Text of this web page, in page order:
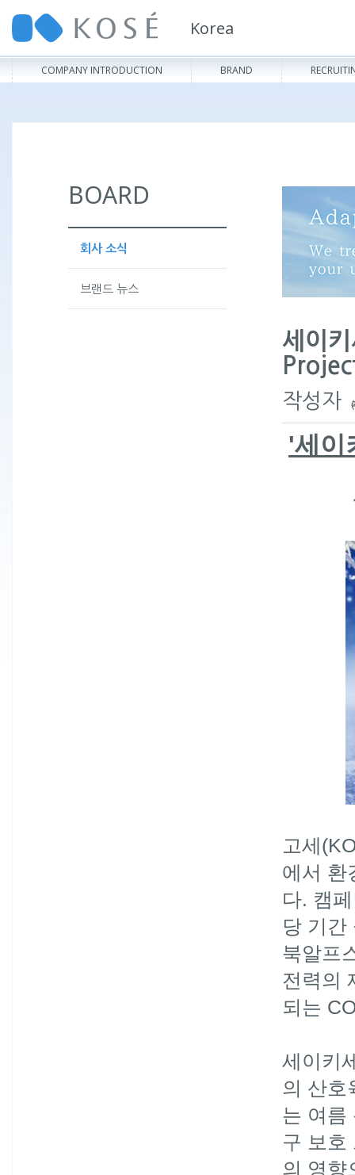
Korea
COMPANY INTRODUCTION BRAND
BOARD
회사 소식
브랜드 뉴스
세이
작성자
'세이
고세
에서 환
다. 캠
당 기간
북알프
전력의
되는
세이키
의 산호
는 여름
구 보호
의 영향